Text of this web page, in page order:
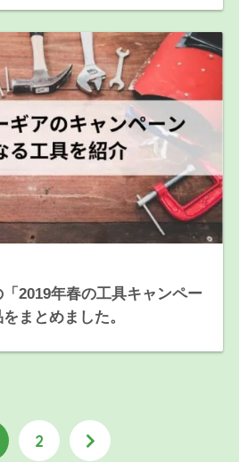
2019年春の工具キャンペー
まとめました。
2